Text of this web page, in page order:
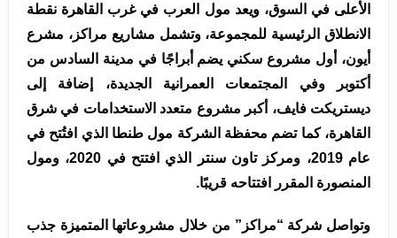
الأعلى في السوق، ويعد مول العرب في غرب القاهرة نقطة
الانطلاق الرئيسية للمجموعة، وتشمل مشاريع مراكز، مشرع
أيون، أول مشروع سكني يضم أبراجًا في مدينة السادس من
أكتوبر وفي المجتمعات العمرانية الجديدة، إضافة إلى
ديستريكت فايف، أكبر مشروع متعدد الاستخدامات في شرق
القاهرة، كما تضم محفظة الشركة مول طنطا الذي افتُتح في
عام 2019، ومركز تاون سنتر الذي افتتح في 2020، ومول
المنصورة المقرر افتتاحه قريبًا.
وتواصل شركة “مراكز” من خلال مشروعاتها المتميزة جذب